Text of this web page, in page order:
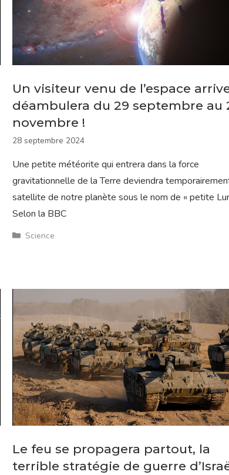
Un visiteur venu de l’espace
déambulera du 29 septembre au
novembre !
28 septembre 2024
Une petite météorite qui entrera dans la force
gravitationnelle de la Terre deviendra
satellite de notre planète sous le nom de « petite
Selon la BBC
Catégories
Science
Le feu se propagera partout, la
terrible stratégie de guerre